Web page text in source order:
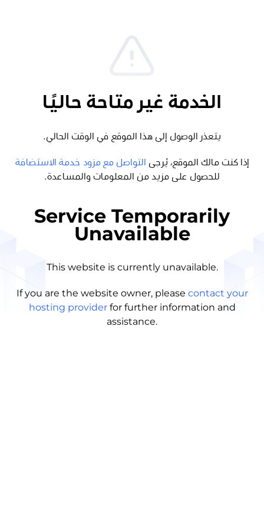
الخدمة غير متاحة حاليًا
يتعذر الوصول إلى هذا الموقع في الوقت الحالي.
إذا كنت مالك الموقع، يُرجى
التواصل مع مزود خدمة الاستضافة
للحصول على مزيد من المعلومات والمساعدة.
Service Temporarily
Unavailable
This website is currently unavailable.
If you are the website owner, please contact your
hosting provider for further information and
assistance.